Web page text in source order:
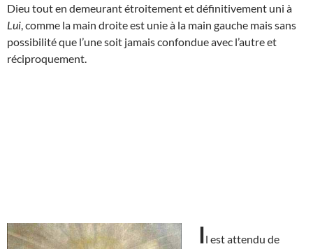
Dieu tout en demeurant étroitement et définitivement uni à
Lui , comme la main droite est unie à la main gauche mais sans
possibilité que l’une soit jamais confondue avec l’autre et
réciproquement.
Il est attendu de